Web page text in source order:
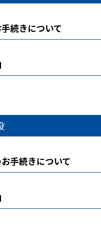
続きについて
手続きについて